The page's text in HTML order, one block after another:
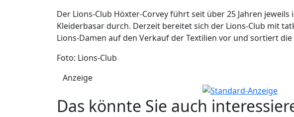
Der Lions-Club Höxter-Corvey führt seit über 25 Jahren
Kleiderbasar durch. Derzeit bereitet sich der Lions-Club mit
Lions-Damen auf den Verkauf der Textilien vor und sortiert
Foto: Lions-Club
Anzeige
Das könnte Sie auch